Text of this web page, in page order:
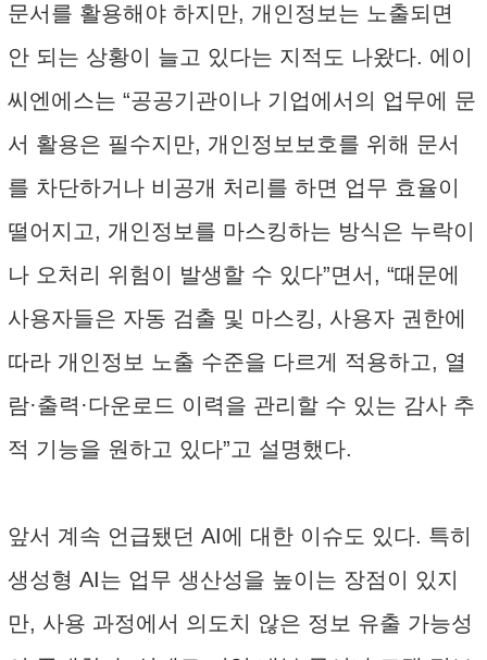
문서를 활용해야 하지만, 개인정보는 노출되면
안 되는 상황이 늘고 있다는 지적도 나왔다. 에이
씨엔에스는 “공공기관이나 기업에서의 업무에 문
서 활용은 필수지만, 개인정보보호를 위해 문서
를 차단하거나 비공개 처리를 하면 업무 효율이
떨어지고, 개인정보를 마스킹하는 방식은 누락이
나 오처리 위험이 발생할 수 있다”면서, “때문에
사용자들은 자동 검출 및 마스킹, 사용자 권한에
따라 개인정보 노출 수준을 다르게 적용하고, 열
람·출력·다운로드 이력을 관리할 수 있는 감사 추
적 기능을 원하고 있다”고 설명했다.
앞서 계속 언급됐던 AI에 대한 이슈도 있다. 특히
생성형 AI는 업무 생산성을 높이는 장점이 있지
만, 사용 과정에서 의도치 않은 정보 유출 가능성